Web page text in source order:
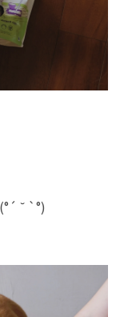
˘ `°)